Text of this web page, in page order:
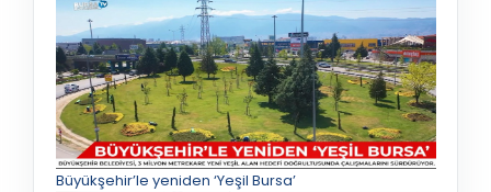
Büyükşehir’le yeniden ‘Yeşil Bursa’